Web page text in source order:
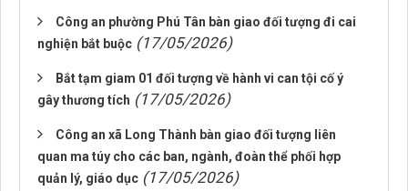
Công an phường Phú Tân bàn giao đối tượng đi cai
nghiện bắt buộc (17/05/2026)
Bắt tạm giam 01 đối tượng về hành vi can tội cố ý
gây thương tích (17/05/2026)
Công an xã Long Thành bàn giao đối tượng liên
quan ma túy cho các ban, ngành, đoàn thể phối hợp
quản lý, giáo dục (17/05/2026)